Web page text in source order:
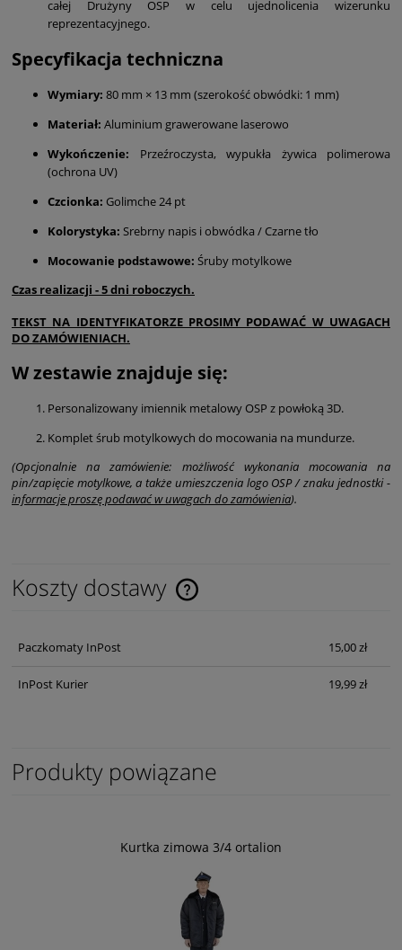
całej Drużyny OSP w celu ujednolicenia wizerunku
reprezentacyjnego.
Specyfikacja techniczna
Wymiary: 80 mm × 13 mm (szerokość obwódki: 1 mm)
Materiał: Aluminium grawerowane laserowo
Wykończenie: Przeźroczysta, wypukła żywica polimerowa
(ochrona UV)
Czcionka: Golimche 24 pt
Kolorystyka: Srebrny napis i obwódka / Czarne tło
Mocowanie podstawowe: Śruby motylkowe
Czas realizacji - 5 dni roboczych.
TEKST NA IDENTYFIKATORZE PROSIMY PODAWAĆ W UWAGACH
DO ZAMÓWIENIACH.
W zestawie znajduje się:
Personalizowany imiennik metalowy OSP z powłoką 3D.
Komplet śrub motylkowych do mocowania na mundurze.
(Opcjonalnie na zamówienie: możliwość wykonania mocowania na
pin/zapięcie motylkowe, a także umieszczenia logo OSP / znaku jednostki -
informacje proszę podawać w uwagach do zamówienia).
Koszty dostawy
Cena nie zawiera ewentualnych kosztów płatności
Paczkomaty InPost 15,00 zł
InPost Kurier 19,99 zł
Produkty powiązane
Kurtka zimowa 3/4 ortalion